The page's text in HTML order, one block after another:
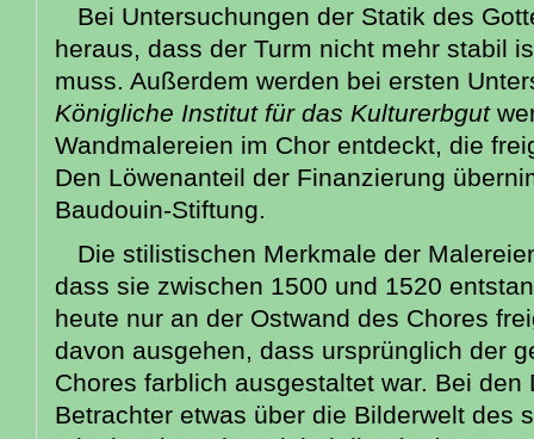
Bei Untersuchungen der Statik des
heraus, dass der Turm nicht mehr stabil
muss. Außerdem werden bei ersten
Königliche Institut für das Kulturerbgut
Wandmalereien im Chor entdeckt, die
Den Löwenanteil der Finanzierung
Baudouin-Stiftung.
Die stilistischen Merkmale der
dass sie zwischen 1500 und 1520
heute nur an der Ostwand des Chores
davon ausgehen, dass ursprünglich der
Chores farblich ausgestaltet war. Bei
Betrachter etwas über die Bilderwelt des